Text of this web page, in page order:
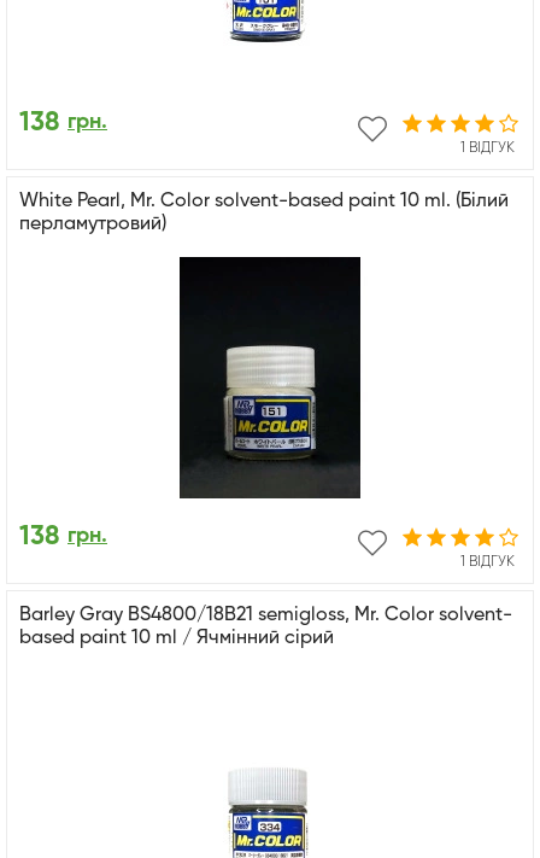
1 ВІДГУК
138 грн.
White Pearl, Mr. Color solvent-based paint 10 ml. (Білий
перламутровий)
1 ВІДГУК
138 грн.
Barley Gray BS4800/18B21 semigloss, Mr. Color solvent-
based paint 10 ml / Ячмінний сірий